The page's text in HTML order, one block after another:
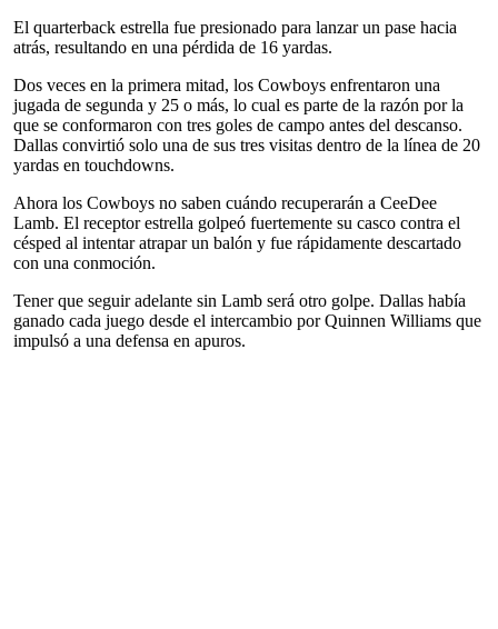
El quarterback estrella fue presionado para lanzar un pase hacia
atrás, resultando en una pérdida de 16 yardas.
Dos veces en la primera mitad, los Cowboys enfrentaron una
jugada de segunda y 25 o más, lo cual es parte de la razón por la
que se conformaron con tres goles de campo antes del descanso.
Dallas convirtió solo una de sus tres visitas dentro de la línea de 20
yardas en touchdowns.
Ahora los Cowboys no saben cuándo recuperarán a CeeDee
Lamb. El receptor estrella golpeó fuertemente su casco contra el
césped al intentar atrapar un balón y fue rápidamente descartado
con una conmoción.
Tener que seguir adelante sin Lamb será otro golpe. Dallas había
ganado cada juego desde el intercambio por Quinnen Williams que
impulsó a una defensa en apuros.